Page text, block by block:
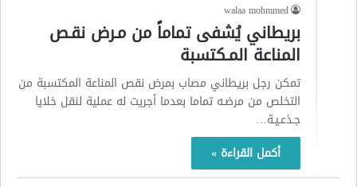
walaa mohmmed
بريطاني يُشفى تماماً من مـرض نقـص
المناعة المـكتسبة
تمكن رجل بريطاني مصاب بمرض نقص المناعة المكتسبة من
التخلص من مرضـه تماما بعدما أجريت له عملية لنقل خلايا
جـذعـيـة…
أكمل القراءة »